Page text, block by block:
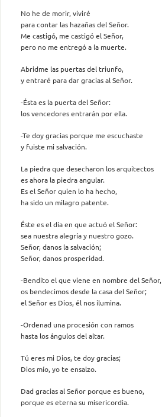
No he de morir, viviré
para contar las hazañas del Señor.
Me castigó, me castigó el Señor,
pero no me entregó a la muerte.
Abridme las puertas del triunfo,
y entraré para dar gracias al Señor.
-Ésta es la puerta del Señor:
los vencedores entrarán por ella.
-Te doy gracias porque me escuchaste
y fuiste mi salvación.
La piedra que desecharon los arquitectos
es ahora la piedra angular.
Es el Señor quien lo ha hecho,
ha sido un milagro patente.
Éste es el día en que actuó el Señor:
sea nuestra alegría y nuestro gozo.
Señor, danos la salvación;
Señor, danos prosperidad.
-Bendito el que viene en nombre del Señor,
os bendecimos desde la casa del Señor;
el Señor es Dios, él nos ilumina.
-Ordenad una procesión con ramos
hasta los ángulos del altar.
Tú eres mi Dios, te doy gracias;
Dios mío, yo te ensalzo.
Dad gracias al Señor porque es bueno,
porque es eterna su misericordia.